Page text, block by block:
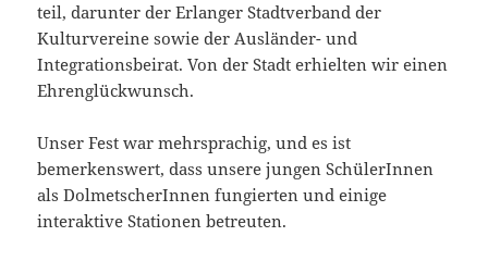
teil, darunter der Erlanger Stadtverband der
Kulturvereine sowie der Ausländer- und
Integrationsbeirat. Von der Stadt erhielten wir einen
Ehrenglückwunsch.
Unser Fest war mehrsprachig, und es ist
bemerkenswert, dass unsere jungen SchülerInnen
als DolmetscherInnen fungierten und einige
interaktive Stationen betreuten.